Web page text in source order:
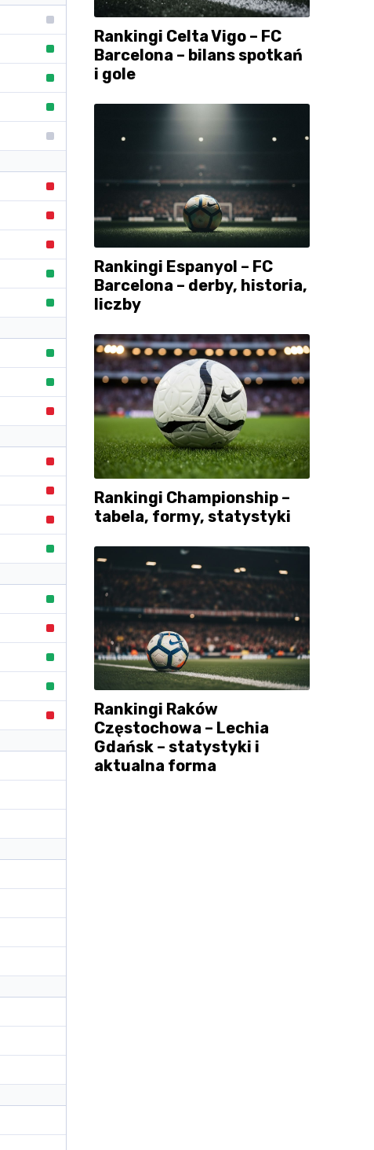
Rankingi Celta Vigo – FC
Barcelona – bilans spotkań
i gole
Rankingi Espanyol – FC
Barcelona – derby, historia,
liczby
Rankingi Championship –
tabela, formy, statystyki
Rankingi Raków
Częstochowa – Lechia
Gdańsk – statystyki i
aktualna forma